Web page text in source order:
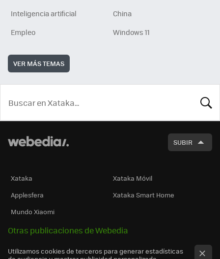
Inteligencia artificial
China
Empleo
Windows 11
VER MÁS TEMAS
SUBIR
Xataka
Xataka Móvil
Applesfera
Xataka Smart Home
Mundo Xiaomi
Otras publicaciones de Webedia
Utilizamos cookies de terceros para generar estadísticas